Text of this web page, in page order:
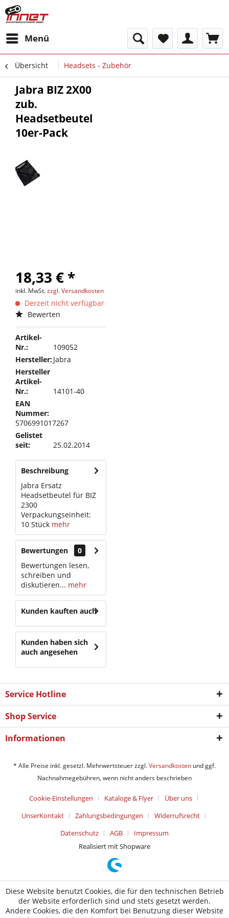
Menü
Übersicht Headsets - Zubehör
Jabra BIZ 2X00
zub.
Headsetbeutel
10er-Pack
18,33 € *
inkl. MwSt.zzgl. Versandkosten
Derzeit nicht verfügbar
Bewerten
Artikel-
Nr.:
109052
Hersteller:Jabra
Hersteller
Artikel-
Nr.:
14101-40
EAN
Nummer:
5706991017267
Gelistet
seit:
25.02.2014
Beschreibung
Jabra Ersatz
Headsetbeutel für BIZ
2300
Verpackungseinheit:
10 Stück mehr
Bewertungen
0
Bewertungen lesen,
schreiben und
diskutieren... mehr
Kunden kauften auch
Kunden haben sich
auch angesehen
Service Hotline
Shop Service
Informationen
* Alle Preise inkl. gesetzl. Mehrwertsteuer zzgl.Versandkosten und ggf.
Nachnahmegebühren, wenn nicht anders beschrieben
Cookie-Einstellungen Kataloge & Flyer
Über uns
UnserKontakt
Zahlungsbedingungen
Widerrufsrecht
Datenschutz
AGB
Impressum
Realisiert mit Shopware
Diese Website benutzt Cookies, die für den technischen Betrieb
der Website erforderlich sind und stets gesetzt werden.
Andere Cookies, die den Komfort bei Benutzung dieser Website